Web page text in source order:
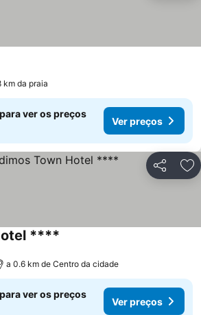
km da praia
ver os preços
Ver preços
Partilhar
****
a 0.6 km de Centro da cidade
ver os preços
Ver preços